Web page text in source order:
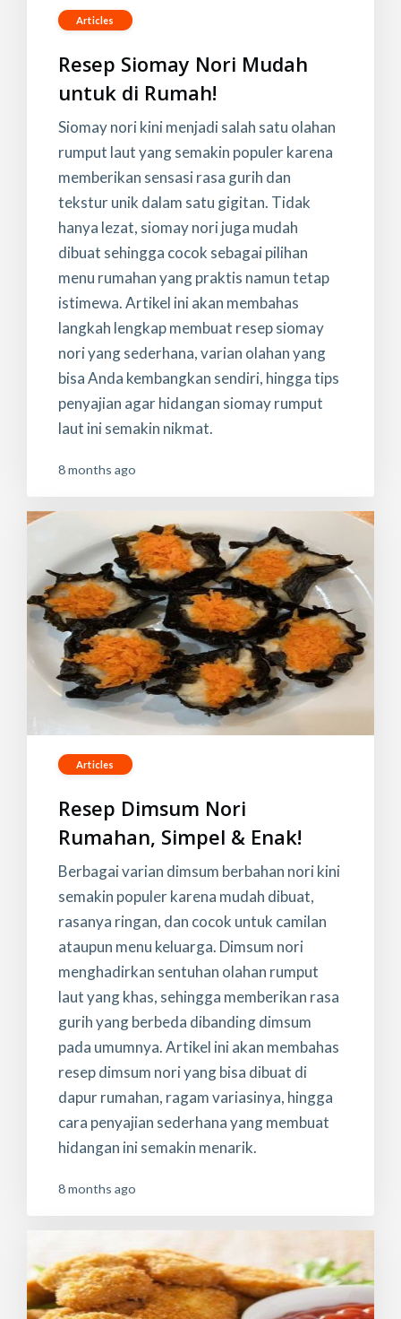
Articles
Resep Siomay Nori Mudah
untuk di Rumah!
Siomay nori kini menjadi salah satu olahan
rumput laut yang semakin populer karena
memberikan sensasi rasa gurih dan
tekstur unik dalam satu gigitan. Tidak
hanya lezat, siomay nori juga mudah
dibuat sehingga cocok sebagai pilihan
menu rumahan yang praktis namun tetap
istimewa. Artikel ini akan membahas
langkah lengkap membuat resep siomay
nori yang sederhana, varian olahan yang
bisa Anda kembangkan sendiri, hingga tips
penyajian agar hidangan siomay rumput
laut ini semakin nikmat.
8 months ago
Articles
Resep Dimsum Nori
Rumahan, Simpel & Enak!
Berbagai varian dimsum berbahan nori kini
semakin populer karena mudah dibuat,
rasanya ringan, dan cocok untuk camilan
ataupun menu keluarga. Dimsum nori
menghadirkan sentuhan olahan rumput
laut yang khas, sehingga memberikan rasa
gurih yang berbeda dibanding dimsum
pada umumnya. Artikel ini akan membahas
resep dimsum nori yang bisa dibuat di
dapur rumahan, ragam variasinya, hingga
cara penyajian sederhana yang membuat
hidangan ini semakin menarik.
8 months ago